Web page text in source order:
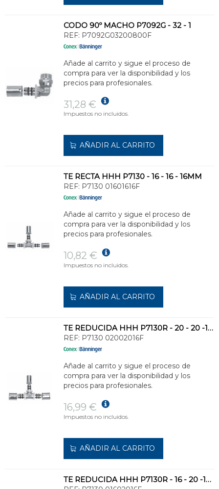
CODO 90º MACHO P7092G - 32 - 1
REF: P7092G03200800F
Añade al carrito y sigue el proceso de
compra para ver la disponibilidad y los
precios para profesionales.
31,28 €
Impuestos no incluidos.
AÑADIR AL CARRITO
TE RECTA HHH P7130 - 16 - 16 - 16MM
REF: P7130 01601616F
Añade al carrito y sigue el proceso de
compra para ver la disponibilidad y los
precios para profesionales.
10,82 €
Impuestos no incluidos.
AÑADIR AL CARRITO
TE REDUCIDA HHH P7130R - 20 - 20 -16MM
REF: P7130 02002016F
Añade al carrito y sigue el proceso de
compra para ver la disponibilidad y los
precios para profesionales.
16,99 €
Impuestos no incluidos.
AÑADIR AL CARRITO
TE REDUCIDA HHH P7130R - 16 - 20 -16MM